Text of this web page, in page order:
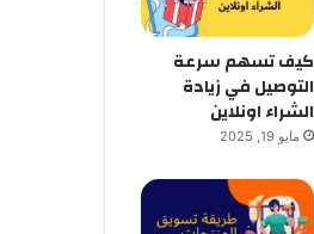
كيف تسهم سرعة
التوصيل في زيادة
الشراء اونلاين
مايو 19, 2025